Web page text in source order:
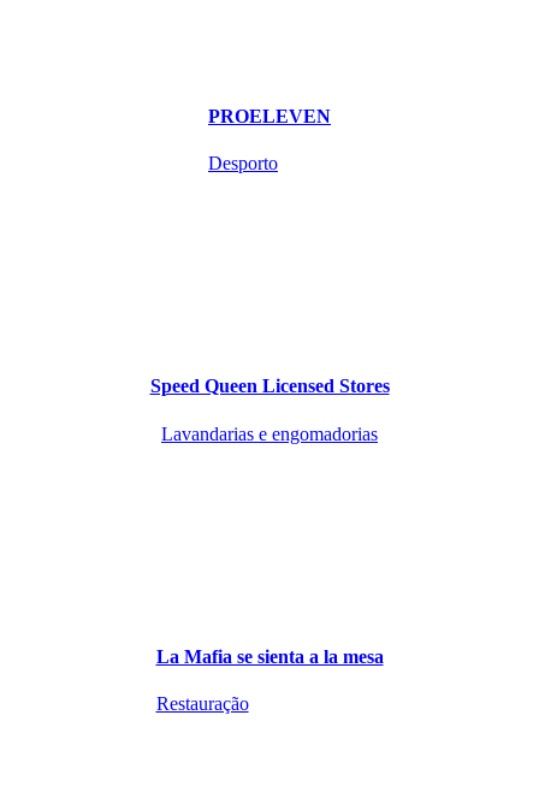
PROELEVEN
Desporto
Speed Queen Licensed Stores
Lavandarias e engomadorias
La Mafia se sienta a la mesa
Restauração